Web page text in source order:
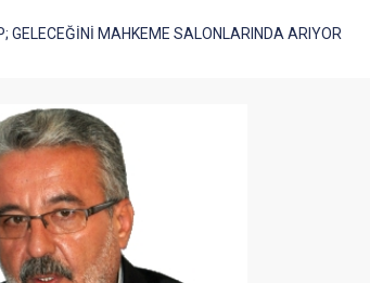
GELECEĞİNİ MAHKEME SALONLARINDA ARIYOR